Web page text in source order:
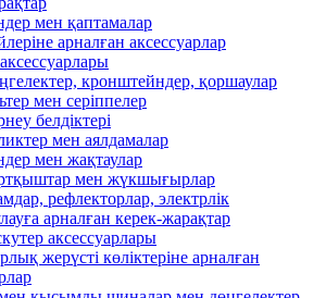
мен қаптамалар
арналған аксессуарлар
кронштейндер, қоршаулар
мен серіппелер
белдіктері
мен аялдамалар
мен жақтаулар
мен жүкшығырлар
рефлекторлар, электрлік
арналған керек-жарақтар
аксессуарлары
жерүсті көліктеріне арналған